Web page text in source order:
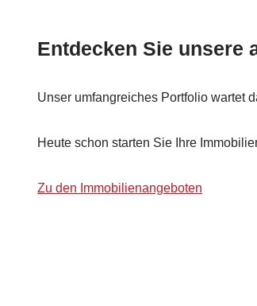
Entdecken Sie unsere
Unser umfangreiches Portfolio wartet
Heute schon starten Sie Ihre
Zu den Immobilienangeboten